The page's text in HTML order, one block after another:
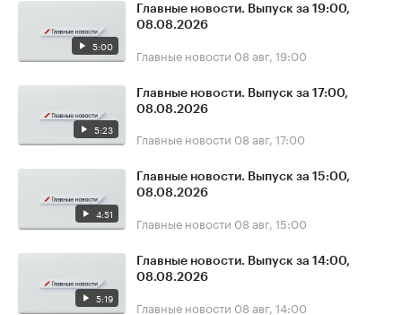
5:00
Главные новости. Выпуск за 19:00,
08.08.2026
Главные новости 08 авг, 19:00
5:23
Главные новости. Выпуск за 17:00,
08.08.2026
Главные новости 08 авг, 17:00
4:51
Главные новости. Выпуск за 15:00,
08.08.2026
Главные новости 08 авг, 15:00
5:19
Главные новости. Выпуск за 14:00,
08.08.2026
Главные новости 08 авг, 14:00